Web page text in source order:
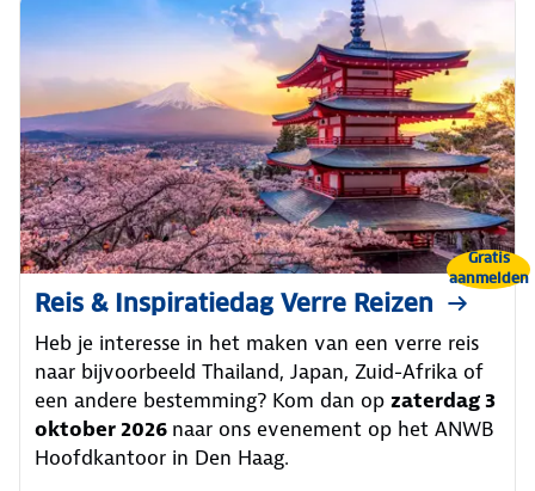
Gratis
aanmelden
Reis & Inspiratiedag Verre Reizen
Heb je interesse in het maken van een verre reis
naar bijvoorbeeld Thailand, Japan, Zuid-Afrika of
een andere bestemming? Kom dan op zaterdag 3
oktober 2026 naar ons evenement op het ANWB
Hoofdkantoor in Den Haag.